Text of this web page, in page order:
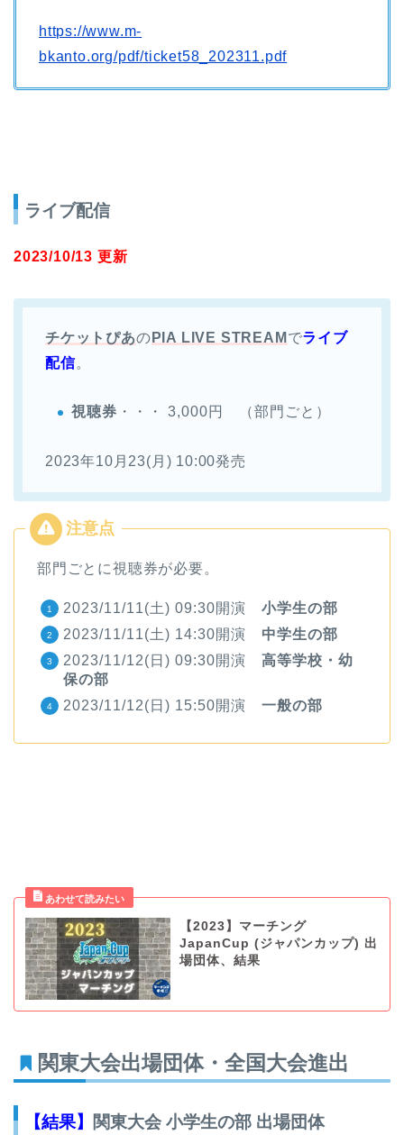
https://www.m-
bkanto.org/pdf/ticket58_202311.pdf
ライブ配信
2023/10/13 更新
チケットぴあの PIA LIVE STREAM でライブ
配信。
視聴券 ・・・ 3,000円 （部門ごと）
2023年10月23(月) 10:00発売
部門ごとに視聴券が必要。
2023/11/11(土) 09:30開演 小学生の部
2023/11/11(土) 14:30開演 中学生の部
2023/11/12(日) 09:30開演 高等学校・幼
保の部
2023/11/12(日) 15:50開演 一般の部
【2023】マーチング
JapanCup (ジャパンカップ) 出
場団体、結果
関東大会出場団体・全国大会進出
【結果】 関東大会 小学生の部 出場団体